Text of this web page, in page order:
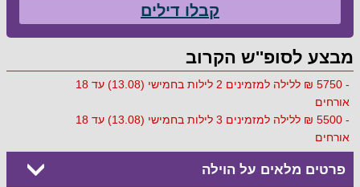
קבלו דילים
מבצע לסופ''ש הקרוב
- 5750 ₪ ללילה למזמינים 2 לילות בחמישי (13.08) עד 18
אורחים
- 5500 ₪ ללילה למזמינים 3 לילות בחמישי (13.08) עד 18
אורחים
פרטים מלאים על הוילה